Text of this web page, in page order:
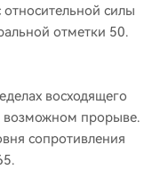
силы
отметки 50.
восходящего
возможном прорыве.
сопротивления